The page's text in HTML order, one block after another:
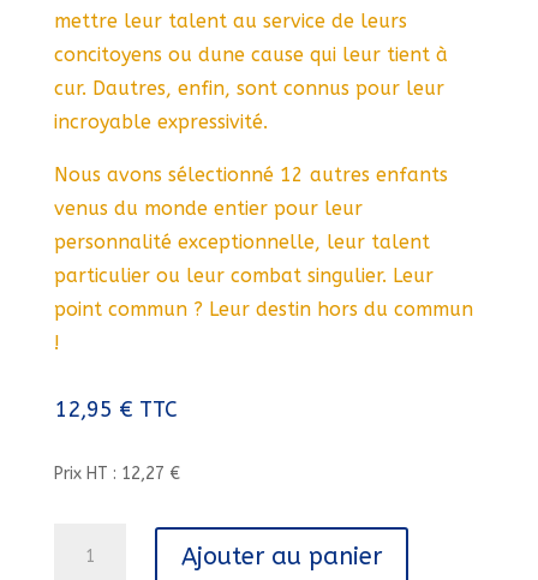
mettre leur talent au service de leurs
concitoyens ou dune cause qui leur tient à
cur. Dautres, enfin, sont connus pour leur
incroyable expressivité.
Nous avons sélectionné 12 autres enfants
venus du monde entier pour leur
personnalité exceptionnelle, leur talent
particulier ou leur combat singulier. Leur
point commun ? Leur destin hors du commun
!
12,95 € TTC
Prix HT : 12,27 €
Ajouter au panier